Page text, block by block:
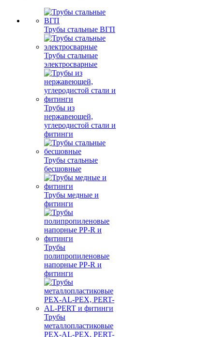
Трубы стальные ВГП
Трубы стальные
электросварные
Трубы из
нержавеющей,
углеродистой стали и
фитинги
Трубы стальные
бесшовные
Трубы медные и
фитинги
Трубы
полипропиленовые
напорные PP-R и
фитинги
Трубы
металлопластиковые
PEX-AL-PEX, PERT-